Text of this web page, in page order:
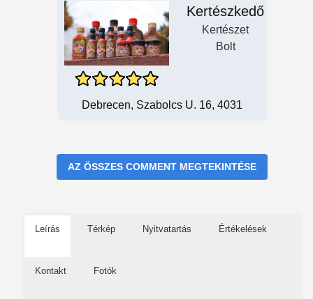
Kertészkedő
Kertészet
Bolt
Debrecen, Szabolcs U. 16, 4031
AZ ÖSSZES COMMENT MEGTEKINTÉSE
Leírás Térkép Nyitvatartás Értékelések
Kontakt Fotók